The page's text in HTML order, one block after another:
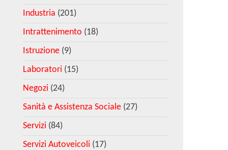
Industria (201)
Intrattenimento (18)
Istruzione (9)
Laboratori (15)
Negozi (24)
Sanità e Assistenza Sociale (27)
Servizi (84)
Servizi Autoveicoli (17)